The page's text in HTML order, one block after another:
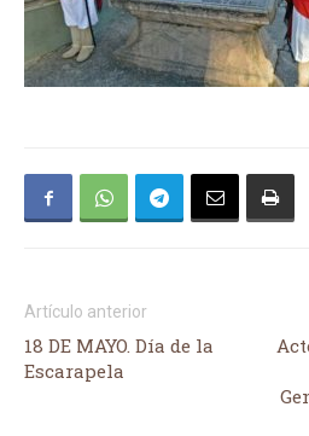
Artículo anterior
18 DE MAYO. Día de la
Escarapela